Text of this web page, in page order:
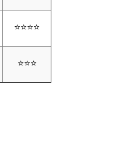
⭐⭐⭐⭐
⭐⭐⭐